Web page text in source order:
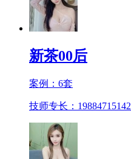
新茶00后
案例： 6套
技师专长：19884715142